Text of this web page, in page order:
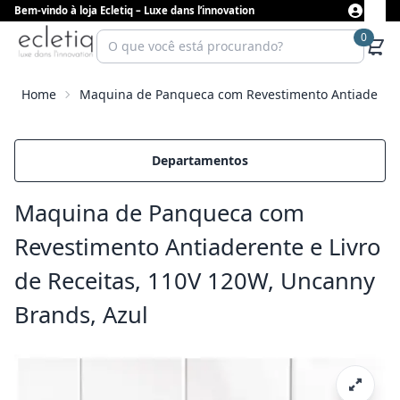
Bem-vindo à loja Ecletiq – Luxe dans l’innovation
0
Home Maquina de Panqueca com Revestimento
Departamentos
Maquina de Panqueca com
Revestimento Antiaderente e Livro
de Receitas, 110V 120W, Uncanny
Brands, Azul